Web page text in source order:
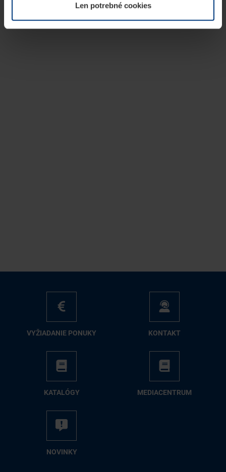
našej webovej stránky.Len potrebné cookies
VY­ŽIA­DA­NIE PO­NU­KY KON­TAKT
KA­TA­LÓ­GY ME­DIA­CEN­TRUM
NO­VIN­KY